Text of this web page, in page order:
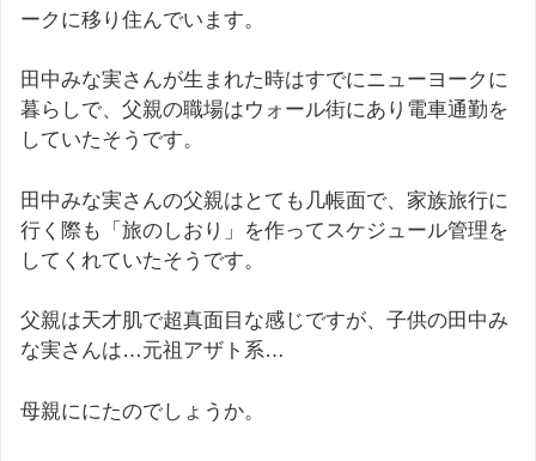
ークに移り住んでいます。
田中みな実さんが生まれた時はすでにニューヨークに
暮らしで、父親の職場はウォール街にあり電車通勤を
していたそうです。
田中みな実さんの父親はとても几帳面で、家族旅行に
行く際も「旅のしおり」を作ってスケジュール管理を
してくれていたそうです。
父親は天才肌で超真面目な感じですが、子供の田中み
な実さんは…元祖アザト系…
母親ににたのでしょうか。